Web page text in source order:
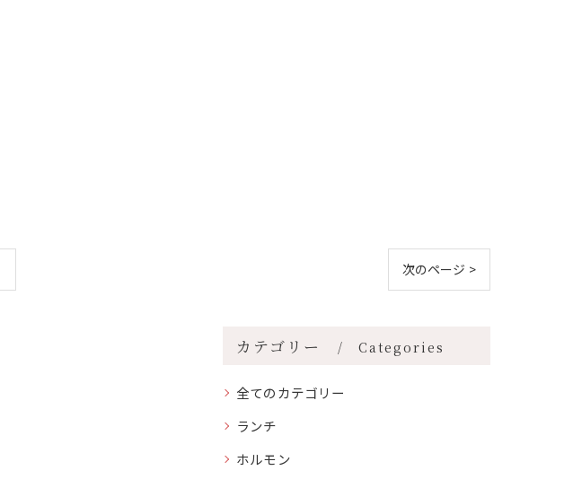
次のページ >
カテゴリー Categories
全てのカテゴリー
ランチ
ホルモン